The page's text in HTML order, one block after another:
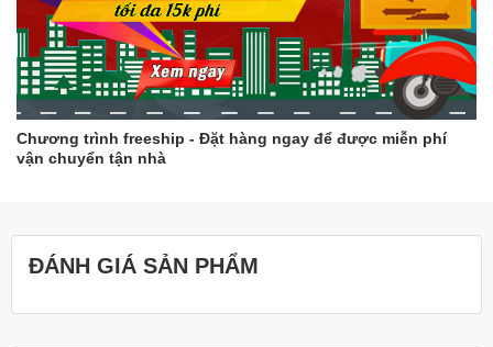
Chương trình freeship - Đặt hàng ngay để được miễn phí
vận chuyển tận nhà
ĐÁNH GIÁ SẢN PHẨM